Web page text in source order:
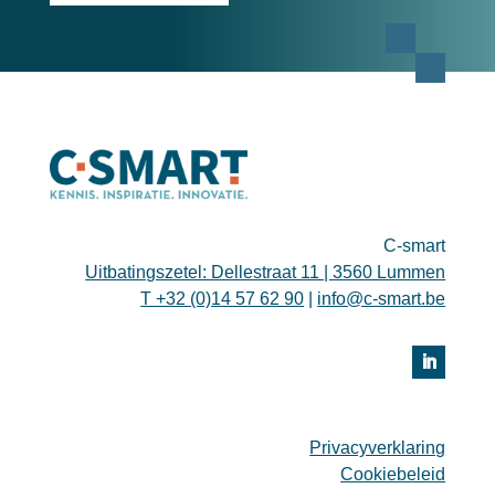
C-smart
Uitbatingszetel: Dellestraat 11 | 3560 Lummen
T +32 (0)14 57 62 90
info@c-smart.be
Privacyverklaring
Cookiebeleid